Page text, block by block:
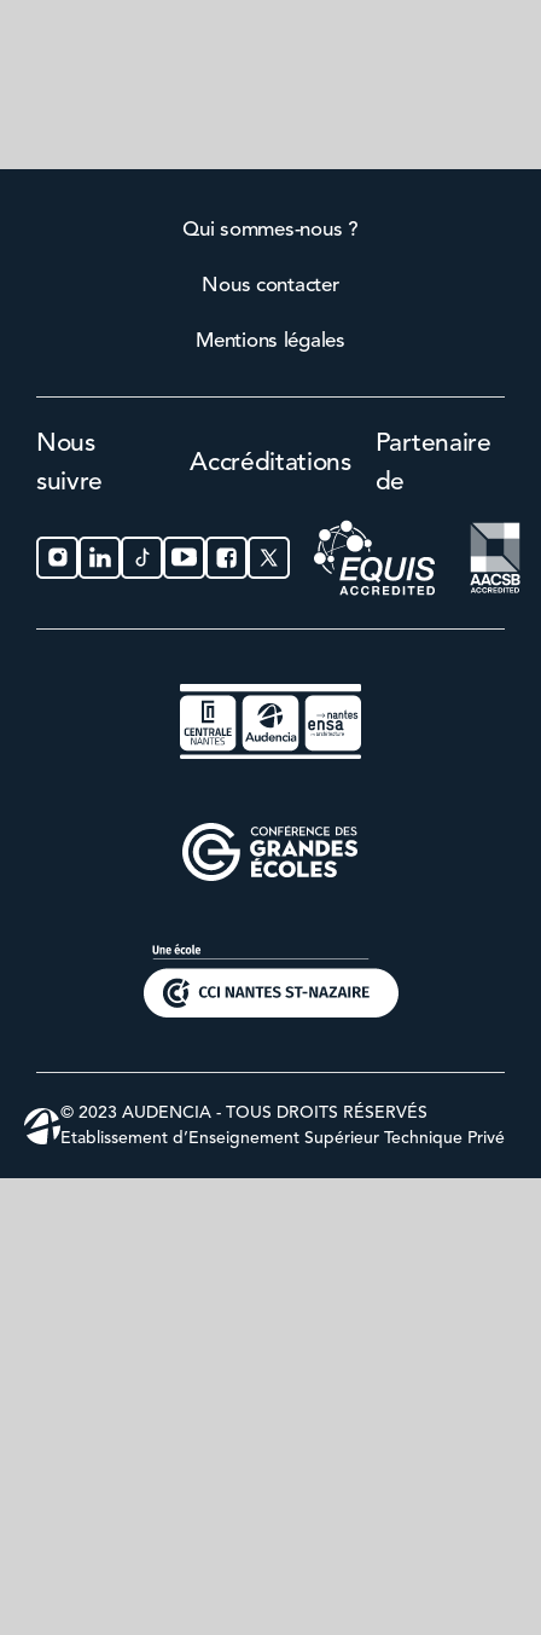
Qui sommes-nous ?
Nous contacter
Mentions légales
Nous
suivre
Accréditations
Partenaire
de
© 2023 AUDENCIA - TOUS DROITS RÉSERVÉS
Etablissement d’Enseignement Supérieur Technique Privé